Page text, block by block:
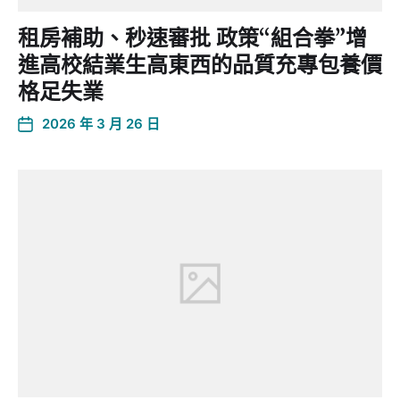
租房補助、秒速審批 政策“組合拳”增
進高校結業生高東西的品質充專包養價
格足失業
2026 年 3 月 26 日